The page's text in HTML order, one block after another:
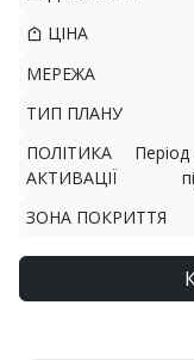
ЦІНА
МЕРЕЖА
ТИП ПЛАНУ
ПОЛІТИКА
АКТИВАЦІЇ
ЗОНА ПОКРИТТЯ